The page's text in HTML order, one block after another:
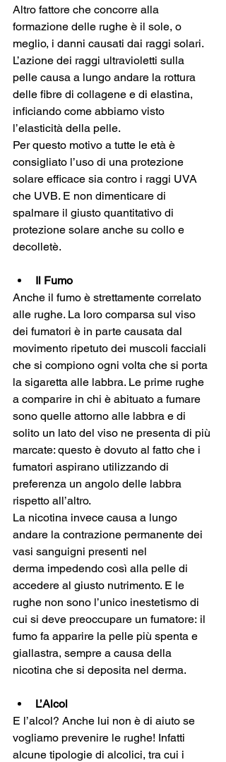
Altro fattore che concorre alla
formazione delle rughe è il sole, o
meglio, i danni causati dai raggi solari.
L’azione dei raggi ultravioletti sulla
pelle causa a lungo andare la rottura
delle fibre di collagene e di elastina,
inficiando come abbiamo visto
l’elasticità della pelle.
Per questo motivo a tutte le età è
consigliato l’uso di una protezione
solare efficace sia contro i raggi UVA
che UVB. E non dimenticare di
spalmare il giusto quantitativo di
protezione solare anche su collo e
decolletè.
Il Fumo
Anche il fumo è strettamente correlato
alle rughe. La loro comparsa sul viso
dei fumatori è in parte causata dal
movimento ripetuto dei muscoli facciali
che si compiono ogni volta che si porta
la sigaretta alle labbra. Le prime rughe
a comparire in chi è abituato a fumare
sono quelle attorno alle labbra e di
solito un lato del viso ne presenta di più
marcate: questo è dovuto al fatto che i
fumatori aspirano utilizzando di
preferenza un angolo delle labbra
rispetto all’altro.
La nicotina invece causa a lungo
andare la contrazione permanente dei
vasi sanguigni presenti nel
derma impedendo così alla pelle di
accedere al giusto nutrimento. E le
rughe non sono l’unico inestetismo di
cui si deve preoccupare un fumatore: il
fumo fa apparire la pelle più spenta e
giallastra, sempre a causa della
nicotina che si deposita nel derma.
L’Alcol
E l’alcol? Anche lui non è di aiuto se
vogliamo prevenire le rughe! Infatti
alcune tipologie di alcolici, tra cui i